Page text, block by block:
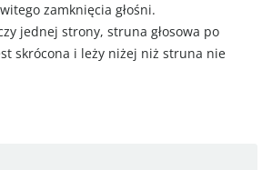
zamknięcia głośni.
jednej strony, struna głosowa po
skrócona i leży niżej niż struna nie